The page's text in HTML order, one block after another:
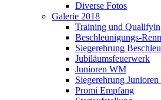
Diverse Fotos
Galerie 2018
Training und
Beschleunigungs-
Siegerehrung
Jubiläumsfeuerwerk
Junioren WM
Siegerehrung
Promi Empfang